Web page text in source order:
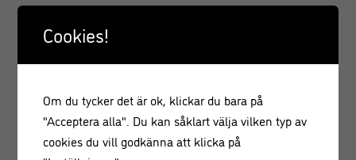
GRÄDDSIFONER
Cookies!
Om du tycker det är ok, klickar du bara på
"Acceptera alla". Du kan såklart välja vilken typ av
cookies du vill godkänna att klicka på